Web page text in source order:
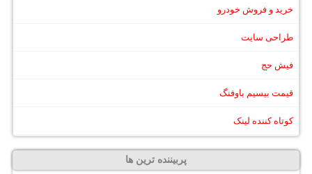
خرید و فروش خودرو
طراحی سایت
فیش حج
قیمت بیسیم باوفنگ
کوتاه کننده لینک
پربیننده ترین ها